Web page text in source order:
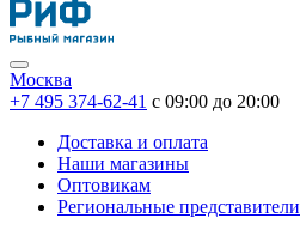
Москва
+7 495 374-62-41 c 09:00 до 20:00
Доставка и оплата
Наши магазины
Оптовикам
Региональные представители